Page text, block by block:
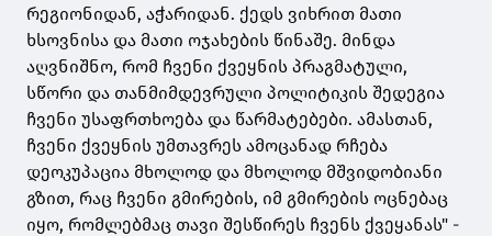
რეგიონიდან, აჭარიდან. ქედს ვიხრით მათი
ხსოვნისა და მათი ოჯახების წინაშე. მინდა
აღვნიშნო, რომ ჩვენი ქვეყნის პრაგმატული,
სწორი და თანმიმდევრული პოლიტიკის შედეგია
ჩვენი უსაფრთხოება და წარმატებები. ამასთან,
ჩვენი ქვეყნის უმთავრეს ამოცანად რჩება
დეოკუპაცია მხოლოდ და მხოლოდ მშვიდობიანი
გზით, რაც ჩვენი გმირების, იმ გმირების ოცნებაც
იყო, რომლებმაც თავი შესწირეს ჩვენს ქვეყანას" -